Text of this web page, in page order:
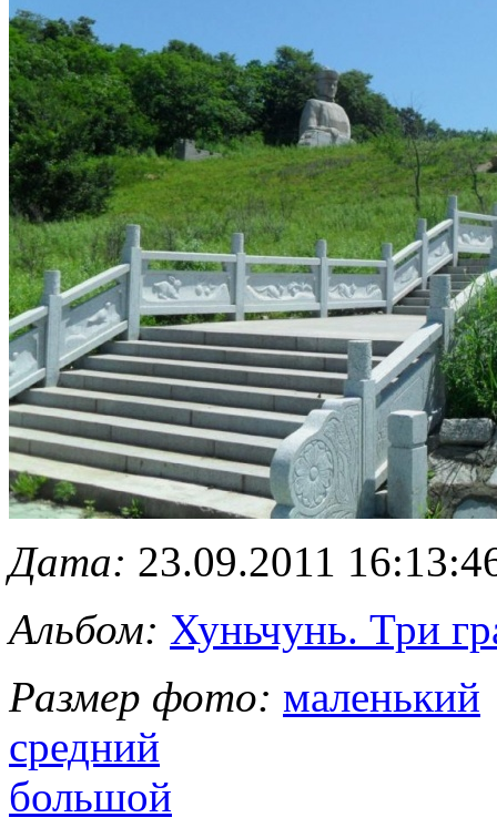
Дата: 23.09.2011
Альбом: Хуньчунь. Три
Размер фото: маленький
средний
большой